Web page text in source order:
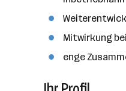
n
a
z
Mitwirkung
enge